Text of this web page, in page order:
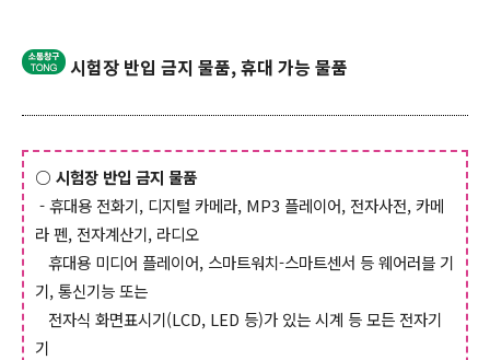
시험장 반입 금지 물품, 휴대 가능 물품
○ 시험장 반입 금지 물품
- 휴대용 전화기, 디지털 카메라, MP3 플레이어, 전자사전, 카메
라 펜, 전자계산기, 라디오
휴대용 미디어 플레이어, 스마트워치-스마트센서 등 웨어러블 기
기, 통신기능 또는
전자식 화면표시기(LCD, LED 등)가 있는 시계 등 모든 전자기
기